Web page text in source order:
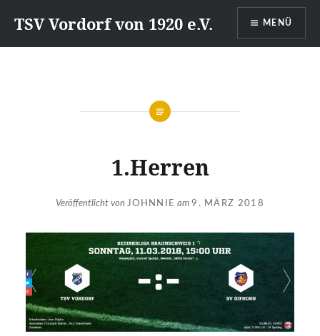
zumTSV Vordorf von 1920 e.V. MENÜ
1.Herren
Veröffentlicht von JOHNNIE am9. MÄRZ 2018